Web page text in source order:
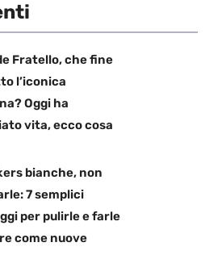
Fratello, che fine
l’iconica
Oggi ha
vita, ecco cosa
bianche, non
7 semplici
per pulirle e farle
come nuove